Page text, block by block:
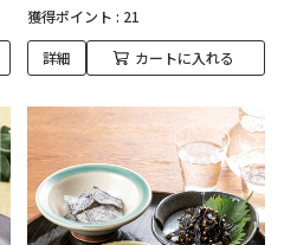
獲得ポイント : 21
詳細 カートに入れる